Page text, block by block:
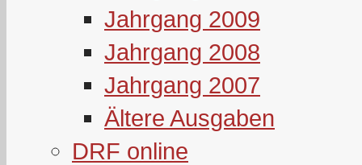
Jahrgang 2009
Jahrgang 2008
Jahrgang 2007
Ältere Ausgaben
DRF online